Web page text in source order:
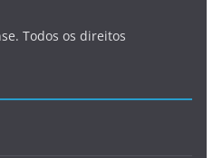
Todos os direitos